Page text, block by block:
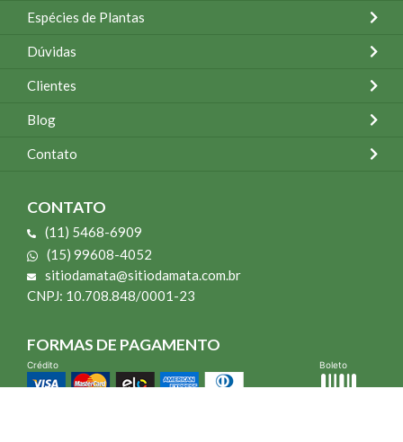
Espécies de Plantas
Dúvidas
Clientes
Blog
Contato
CONTATO
(11) 5468-6909
(15) 99608-4052
sitiodamata@sitiodamata.com.br
CNPJ: 10.708.848/0001-23
FORMAS DE PAGAMENTO
Crédito Boleto